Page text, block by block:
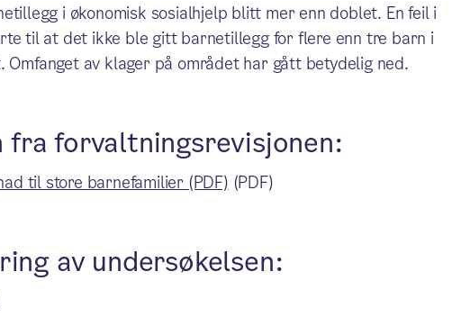
i økonomisk sosialhjelp blitt mer enn doblet. En feil i
til at det ikke ble gitt barnetillegg for flere enn tre barn i
av klager på området har gått betydelig ned.
forvaltningsrevisjonen:
til store barnefamilier (PDF) (PDF)
av undersøkelsen: